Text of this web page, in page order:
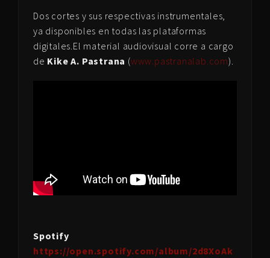
Dos cortes y sus respectivas instrumentales,
ya disponibles en todas las plataformas
digitales.El material audiovisual corre a cargo
de Kike A. Pastrana (www.pastranalab.com).
Spotify
https://open.spotify.com/album/2d8XoAk